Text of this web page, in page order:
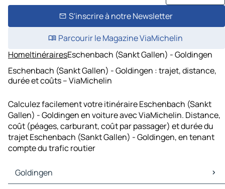
S'inscrire à notre Newsletter
Parcourir le Magazine ViaMichelin
HomeItinérairesEschenbach (Sankt Gallen) - Goldingen
Eschenbach (Sankt Gallen) - Goldingen : trajet, distance,
durée et coûts – ViaMichelin
Calculez facilement votre itinéraire Eschenbach (Sankt
Gallen) - Goldingen en voiture avec ViaMichelin. Distance,
coût (péages, carburant, coût par passager) et durée du
trajet Eschenbach (Sankt Gallen) - Goldingen, en tenant
compte du trafic routier
Goldingen